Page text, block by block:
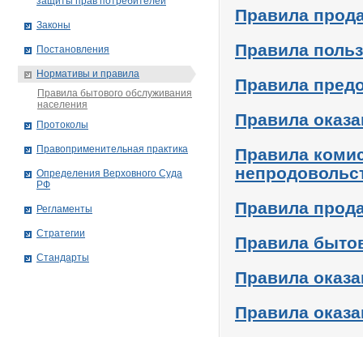
Правила
Правила
Правила
Правила
Правила
Правила
Правила
Правила
Правила
Законы
Постановления
Нормативы и правила
Правила бытового обслуживания
населения
Протоколы
Правоприменительная практика
Определения Верховного Суда
РФ
Регламенты
Стратегии
Стандарты